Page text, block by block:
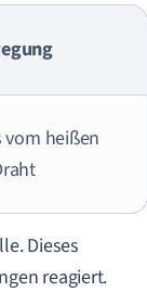
heißen
Dieses
reagiert.